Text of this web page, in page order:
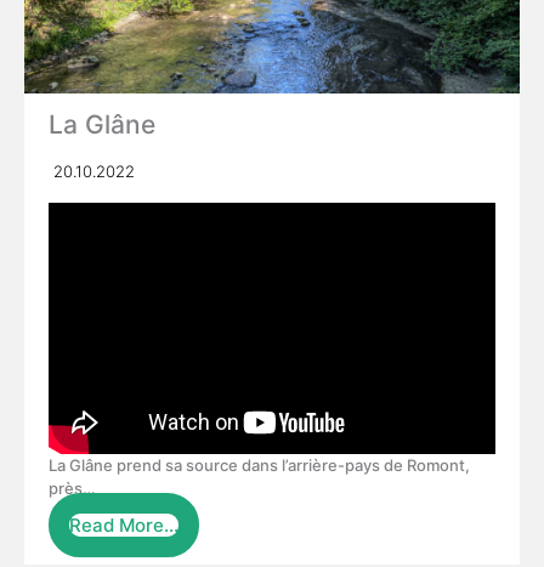
La Glâne
20.10.2022
La Glâne prend sa source dans l’arrière-pays de Romont,
près…
Read More…